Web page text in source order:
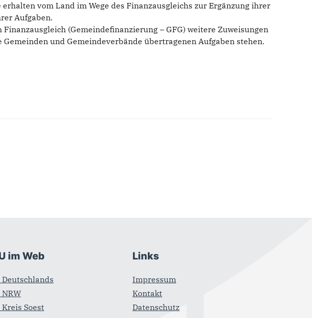
vom Land im Wege des Finanzausgleichs zur Ergänzung ihrer
Aufgaben.
(Gemeindefinanzierung – GFG) weitere Zuweisungen
und Gemeindeverbände übertragenen Aufgaben stehen.
im Web
Deutschlands
NRW
Kreis Soest
Links
Impressum
Kontakt
Datenschutz